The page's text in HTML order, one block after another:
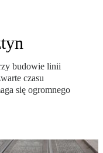
budowie linii
czasu
się ogromnego